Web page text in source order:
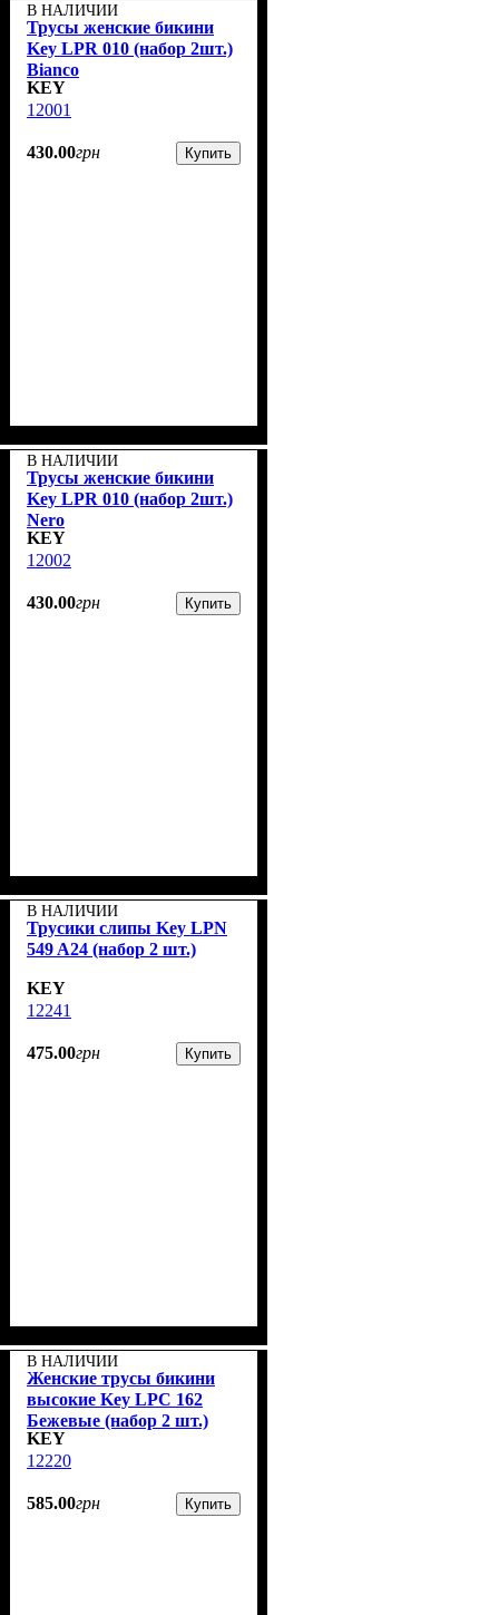
В НАЛИЧИИ
Трусы женские бикини
Key LPR 010 (набор 2шт.)
Bianco
KEY
12001
430.00грн Купить
В НАЛИЧИИ
Трусы женские бикини
Key LPR 010 (набор 2шт.)
Nero
KEY
12002
430.00грн Купить
В НАЛИЧИИ
Трусики слипы Key LPN
549 A24 (набор 2 шт.)
KEY
12241
475.00грн Купить
В НАЛИЧИИ
Женские трусы бикини
высокие Key LPC 162
Бежевые (набор 2 шт.)
KEY
12220
585.00грн Купить